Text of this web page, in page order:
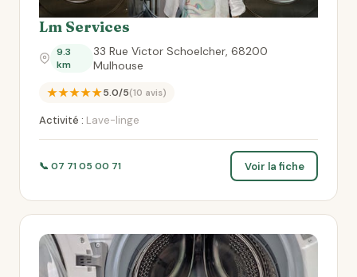
Lm Services
9.3
km
33 Rue Victor Schoelcher, 68200
Mulhouse
★★★★★5.0/5(10 avis)
Activité : Lave-linge
📞 07 71 05 00 71 Voir la fiche